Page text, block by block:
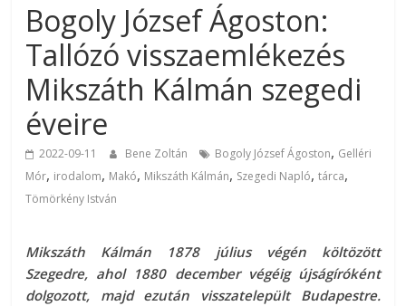
Bogoly József Ágoston:
Tallózó visszaemlékezés
Mikszáth Kálmán szegedi
éveire
2022-09-11 Bene Zoltán Bogoly József Ágoston, Gelléri
Mór, irodalom, Makó, Mikszáth Kálmán, Szegedi Napló,tárca,
Tömörkény István
Mikszáth Kálmán 1878 július végén költözött
Szegedre, ahol 1880 december végéig újságíróként
dolgozott, majd ezután visszatelepült Budapestre.